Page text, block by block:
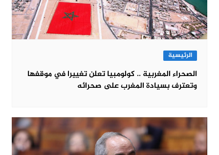
الرئيسية
الصحراء المغربية .. كولومبيا تعلن تغييرا في موقفها
وتعترف بسيادة المغرب على صحرائه